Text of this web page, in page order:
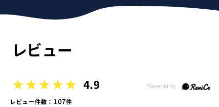
レビュー
4.9
レビュー件数： 107件